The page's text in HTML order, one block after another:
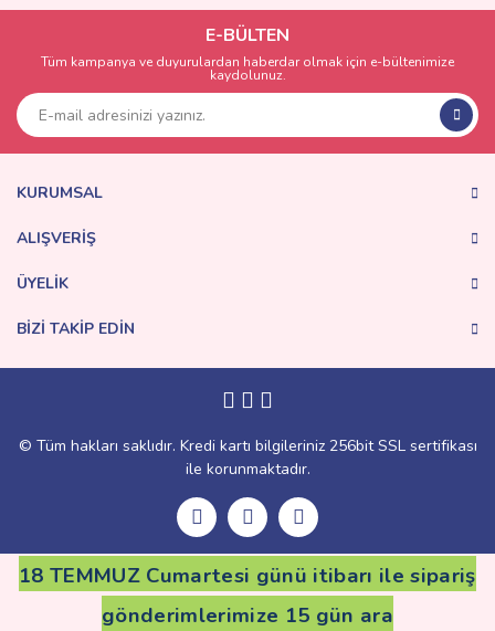
Yorum Yaz
kullanarak tarafımıza iletebilirsiniz.
Görüş ve önerileriniz için teşekkür ederiz.
Ürün açıklamasında eksik bilgiler bulunuyor.
Ürün bilgilerinde hatalar bulunuyor.
E-BÜLTEN
Tüm kampanya ve duyurulardan haberdar olmak için e-bültenimize
kaydolunuz.
KURUMSAL
ALIŞVERİŞ
ÜYELİK
BİZİ TAKİP EDİN
© Tüm hakları saklıdır. Kredi kartı bilgileriniz 256bit SSL sertifikası
ile korunmaktadır.
18 TEMMUZ Cumartesi günü itibarı ile sipariş
gönderimlerimize 15 gün ara